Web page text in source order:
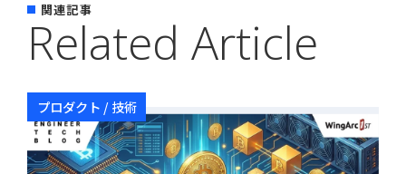
Copyright© WingArc1st Inc. All Rights Reserved.
関連記事
Related Article
プロダクト / 技術